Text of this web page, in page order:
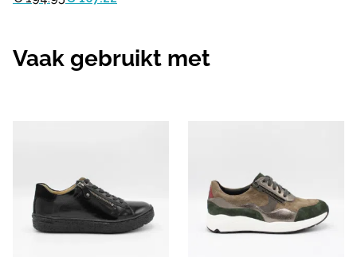
Vaak gebruikt met